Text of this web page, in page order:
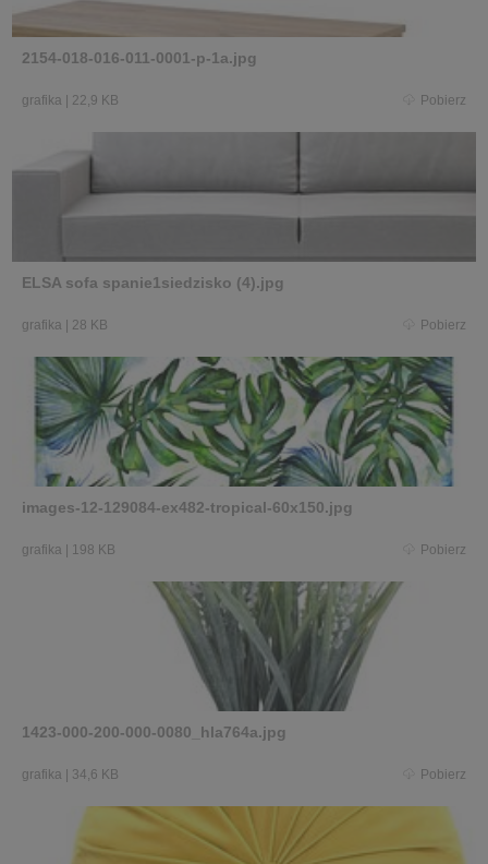
2154-018-016-011-0001-p-1a.jpg
grafika 22,9 KB Pobierz
ELSA sofa spanie1siedzisko (4).jpg
grafika 28 KB Pobierz
images-12-129084-ex482-tropical-60x150.jpg
grafika 198 KB Pobierz
1423-000-200-000-0080_hla764a.jpg
grafika 34,6 KB Pobierz